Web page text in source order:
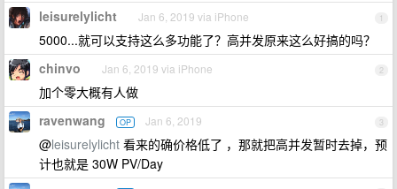
1
leisurelylicht Jan 6, 2019 via iPhone
5000...就可以支持这么多功能了？高并发原来这么好搞的吗？
2
chinvo Jan 6, 2019 via iPhone
加个零大概有人做
3
ravenwang OP Jan 6, 2019
@leisurelylicht 看来的确价格低了 ，那就把高并发暂时去掉，预
计也就是 30W PV/Day